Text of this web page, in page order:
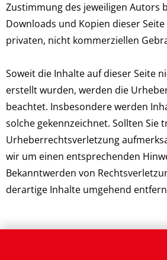
Zustimmung des jeweiligen Autors
Downloads und Kopien dieser
privaten, nicht kommerziellen
Soweit die Inhalte auf dieser Seite
erstellt wurden, werden die
beachtet. Insbesondere werden
solche gekennzeichnet. Sollten Sie
Urheberrechtsverletzung
wir um einen entsprechenden
Bekanntwerden von
derartige Inhalte umgehend